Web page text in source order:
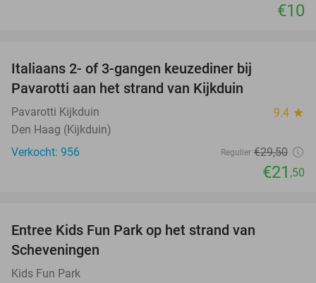
€10
Italiaans 2- of 3-gangen keuzediner bij
Pavarotti aan het strand van Kijkduin
Pavarotti Kijkduin 9.4 star
Den Haag (Kijkduin)
Verkocht: 956
Regulier €29,50
€21 ,50
Entree Kids Fun Park op het strand van
Scheveningen
Kids Fun Park